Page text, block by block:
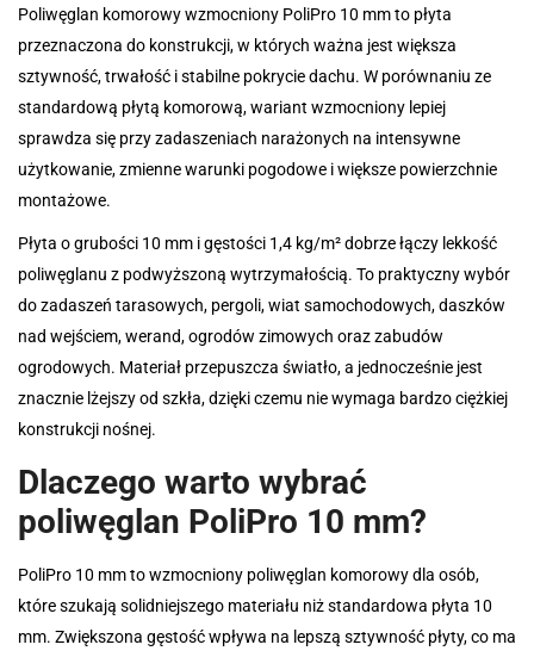
Poliwęglan komorowy wzmocniony PoliPro 10 mm to płyta
przeznaczona do konstrukcji, w których ważna jest większa
sztywność, trwałość i stabilne pokrycie dachu. W porównaniu ze
standardową płytą komorową, wariant wzmocniony lepiej
sprawdza się przy zadaszeniach narażonych na intensywne
użytkowanie, zmienne warunki pogodowe i większe powierzchnie
montażowe.
Płyta o grubości 10 mm i gęstości 1,4 kg/m² dobrze łączy lekkość
poliwęglanu z podwyższoną wytrzymałością. To praktyczny wybór
do zadaszeń tarasowych, pergoli, wiat samochodowych, daszków
nad wejściem, werand, ogrodów zimowych oraz zabudów
ogrodowych. Materiał przepuszcza światło, a jednocześnie jest
znacznie lżejszy od szkła, dzięki czemu nie wymaga bardzo ciężkiej
konstrukcji nośnej.
Dlaczego warto wybrać
poliwęglan PoliPro 10 mm?
PoliPro 10 mm to wzmocniony poliwęglan komorowy dla osób,
które szukają solidniejszego materiału niż standardowa płyta 10
mm. Zwiększona gęstość wpływa na lepszą sztywność płyty, co ma